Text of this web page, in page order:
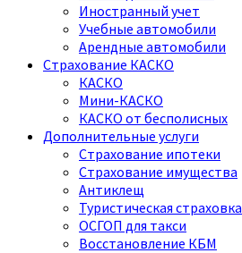
Иностранный учет
Учебные автомобили
Арендные автомобили
Страхование КАСКО
КАСКО
Мини-КАСКО
КАСКО от бесполисных
Дополнительные услуги
Страхование ипотеки
Страхование имущества
Антиклещ
Туристическая страховка
ОСГОП для такси
Восстановление КБМ